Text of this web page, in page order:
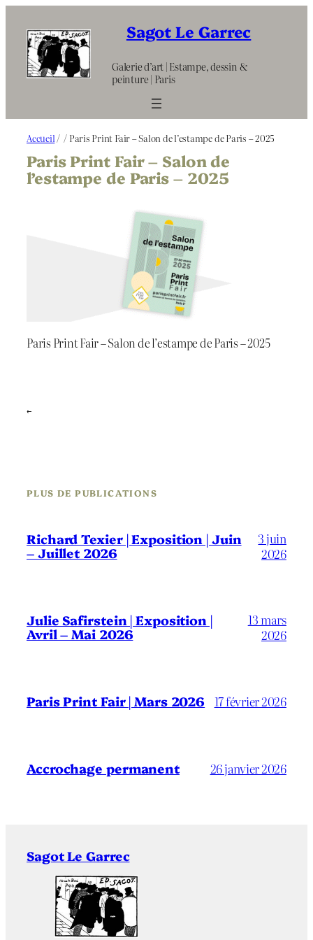
contenu
Sagot Le Garrec
Galerie d’art | Estampe, dessin &
peinture | Paris
Accueil / / Paris Print Fair – Salon de l’estampe de Paris – 2025
Paris Print Fair – Salon de
l’estampe de Paris – 2025
Paris Print Fair – Salon de l’estampe de Paris – 2025
←
PLUS DE PUBLICATIONS
Richard Texier | Exposition | Juin
– Juillet 2026
3 juin
2026
Julie Safirstein | Exposition |
Avril – Mai 2026
13 mars
2026
Paris Print Fair | Mars 2026 17 février 2026
Accrochage permanent 26 janvier 2026
Sagot Le Garrec